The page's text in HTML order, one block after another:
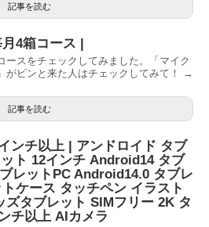
記事を読む
4箱コース |
ースをチェックしてみました。「マイク
がピンと来た人はチェックしてみて！ →
記事を読む
ンチ以上 | アンドロイド タブ
ト 12インチ Android14 タブ
レットPC Android14.0 タブレ
ケース タッチペン イラスト
ズタブレット SIMフリー 2K タ
チ以上 AIカメラ